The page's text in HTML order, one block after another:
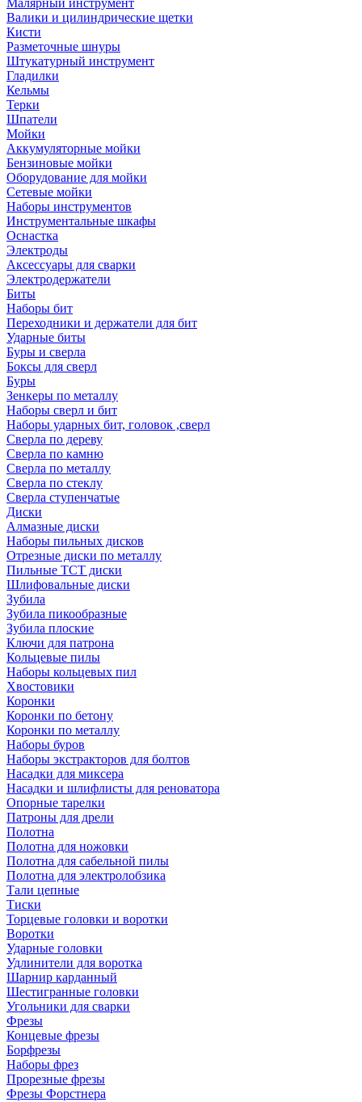
Малярный инструмент
Валики и цилиндрические щетки
Кисти
Разметочные шнуры
Штукатурный инструмент
Гладилки
Кельмы
Терки
Шпатели
Мойки
Аккумуляторные мойки
Бензиновые мойки
Оборудование для мойки
Сетевые мойки
Наборы инструментов
Инструментальные шкафы
Оснастка
Электроды
Аксессуары для сварки
Электродержатели
Биты
Наборы бит
Переходники и держатели для бит
Ударные биты
Буры и сверла
Боксы для сверл
Буры
Зенкеры по металлу
Наборы сверл и бит
Наборы ударных бит, головок ,сверл
Сверла по дереву
Сверла по камню
Сверла по металлу
Сверла по стеклу
Сверла ступенчатые
Диски
Алмазные диски
Наборы пильных дисков
Отрезные диски по металлу
Пильные TCT диски
Шлифовальные диски
Зубила
Зубила пикообразные
Зубила плоские
Ключи для патрона
Кольцевые пилы
Наборы кольцевых пил
Хвостовики
Коронки
Коронки по бетону
Коронки по металлу
Наборы буров
Наборы экстракторов для болтов
Насадки для миксера
Насадки и шлифлисты для реноватора
Опорные тарелки
Патроны для дрели
Полотна
Полотна для ножовки
Полотна для сабельной пилы
Полотна для электролобзика
Тали цепные
Тиски
Торцевые головки и воротки
Воротки
Ударные головки
Удлинители для воротка
Шарнир карданный
Шестигранные головки
Угольники для сварки
Фрезы
Концевые фрезы
Борфрезы
Наборы фрез
Прорезные фрезы
Фрезы Форстнера